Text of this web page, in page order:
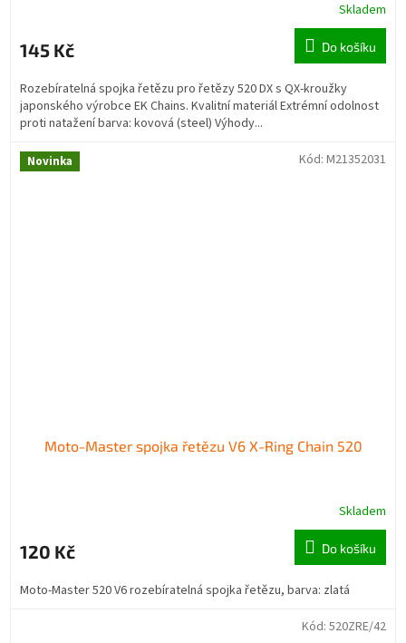
Skladem
145 Kč Do košíku
Rozebíratelná spojka řetězu pro řetězy 520 DX s QX-kroužky
japonského výrobce EK Chains. Kvalitní materiál Extrémní odolnost
proti natažení barva: kovová (steel) Výhody...
Novinka
Moto-Master spojka řetězu V6 X-Ring Chain 520
Skladem
120 Kč Do košíku
Moto-Master 520 V6 rozebíratelná spojka řetězu, barva: zlatá
Kód: M21352031
Kód: 520ZRE/42